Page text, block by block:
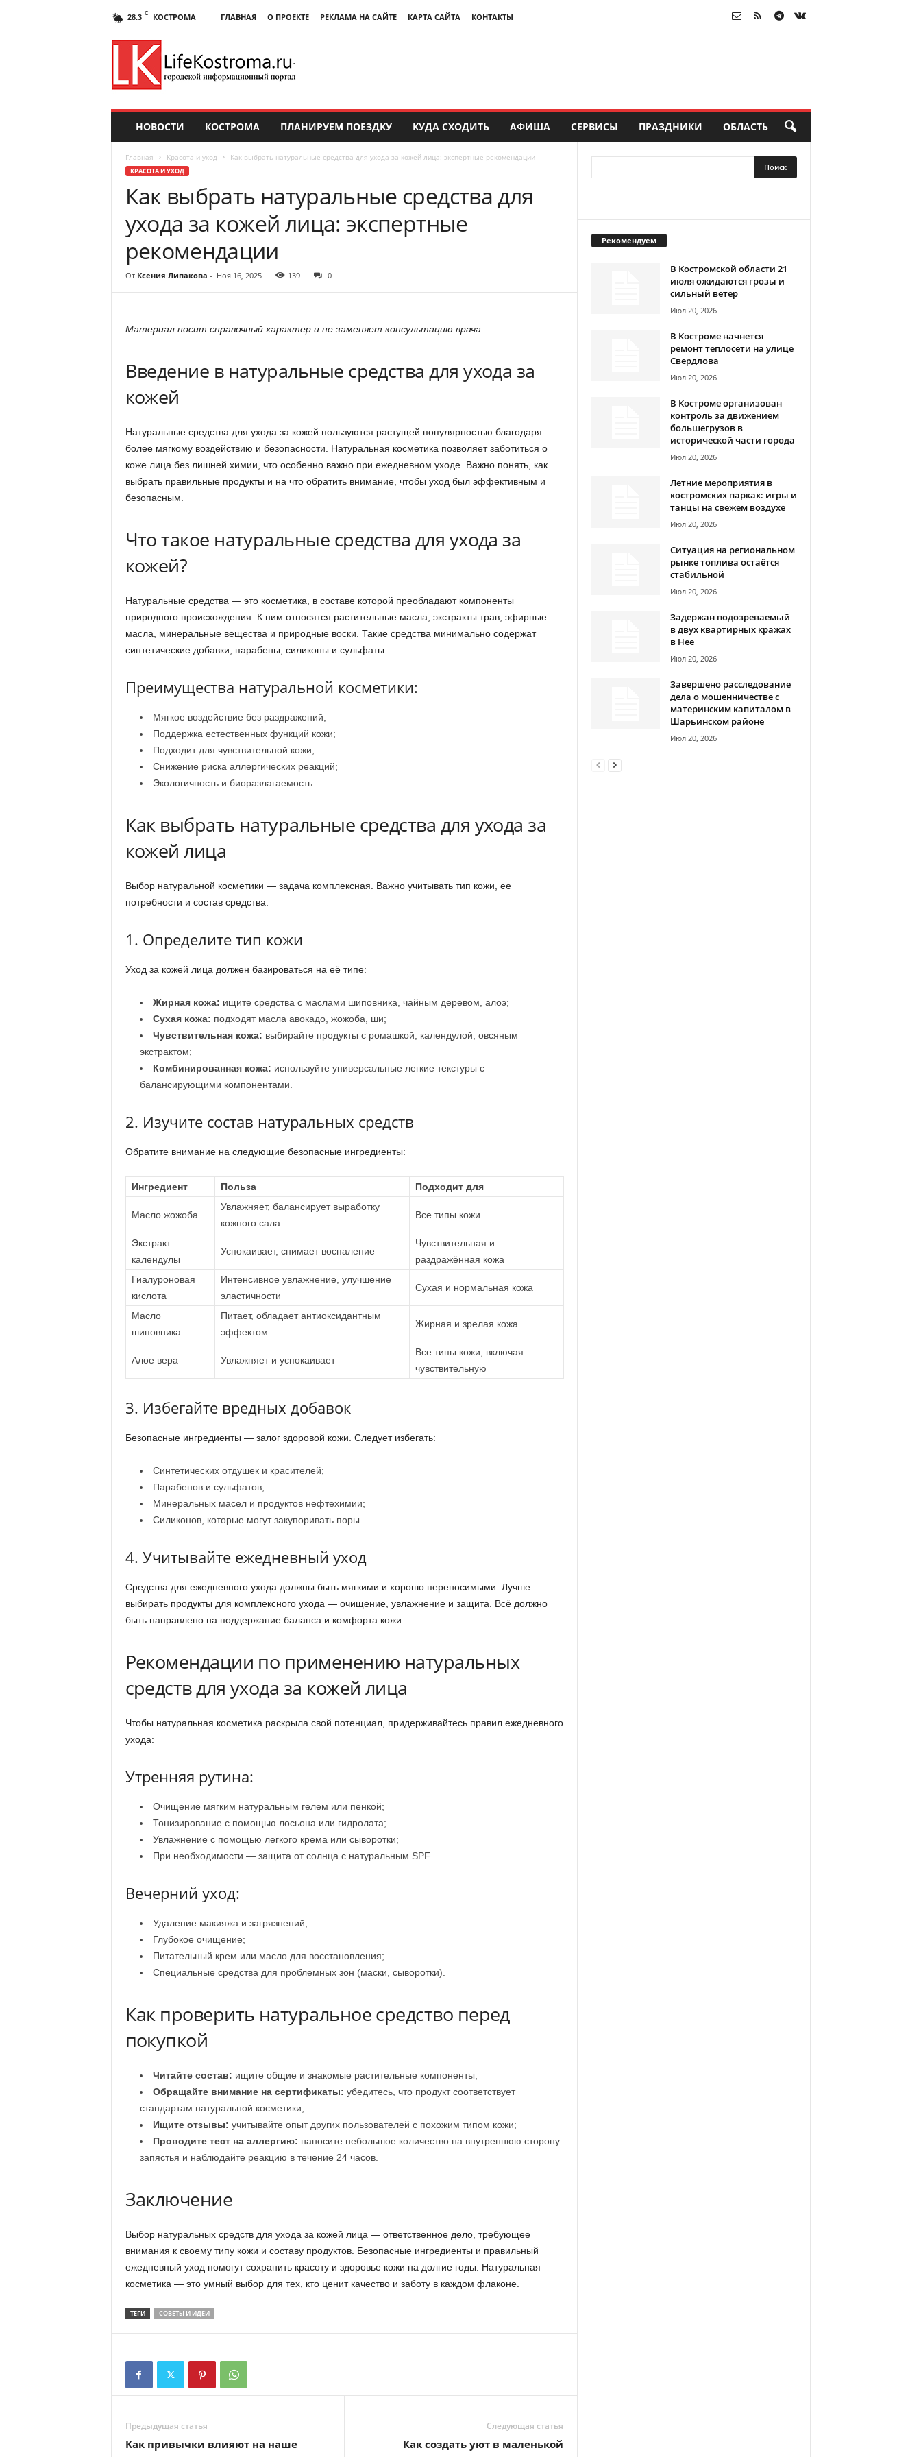
28.3 C КОСТРОМА ГЛАВНАЯ О ПРОЕКТЕ РЕКЛАМА НА САЙТЕ КАРТА САЙТА КОНТАКТЫ
НОВОСТИ КОСТРОМА ПЛАНИРУЕМ ПОЕЗДКУ КУДА СХОДИТЬ АФИША СЕРВИСЫ ПРАЗДНИКИ ОБЛАСТЬ
Главная Красота и уход Как выбрать натуральные средства для ухода за кожей лица: экспертные рекомендации
КРАСОТА И УХОД
Как выбрать натуральные средства для
ухода за кожей лица: экспертные
рекомендации
От Ксения Липакова - Ноя 16, 2025 139 0
Материал носит справочный характер и не заменяет консультацию врача.
Введение в натуральные средства для ухода за
кожей
Натуральные средства для ухода за кожей пользуются растущей популярностью благодаря
более мягкому воздействию и безопасности. Натуральная косметика позволяет заботиться о
коже лица без лишней химии, что особенно важно при ежедневном уходе. Важно понять, как
выбрать правильные продукты и на что обратить внимание, чтобы уход был эффективным и
безопасным.
Что такое натуральные средства для ухода за
кожей?
Натуральные средства — это косметика, в составе которой преобладают компоненты
природного происхождения. К ним относятся растительные масла, экстракты трав, эфирные
масла, минеральные вещества и природные воски. Такие средства минимально содержат
синтетические добавки, парабены, силиконы и сульфаты.
Преимущества натуральной косметики:
Мягкое воздействие без раздражений;
Поддержка естественных функций кожи;
Подходит для чувствительной кожи;
Снижение риска аллергических реакций;
Экологичность и биоразлагаемость.
Как выбрать натуральные средства для ухода за
кожей лица
Выбор натуральной косметики — задача комплексная. Важно учитывать тип кожи, ее
потребности и состав средства.
1. Определите тип кожи
Уход за кожей лица должен базироваться на её типе:
Жирная кожа: ищите средства с маслами шиповника, чайным деревом, алоэ;
Сухая кожа: подходят масла авокадо, жожоба, ши;
Чувствительная кожа: выбирайте продукты с ромашкой, календулой, овсяным
экстрактом;
Комбинированная кожа: используйте универсальные легкие текстуры с
балансирующими компонентами.
2. Изучите состав натуральных средств
Обратите внимание на следующие безопасные ингредиенты:
Ингредиент Польза Подходит для
Масло жожоба
Увлажняет, балансирует выработку
кожного сала
Все типы кожи
Экстракт
календулы
Успокаивает, снимает воспаление
Чувствительная и
раздражённая кожа
Гиалуроновая
кислота
Интенсивное увлажнение, улучшение
эластичности
Сухая и нормальная кожа
Масло
шиповника
Питает, обладает антиоксидантным
эффектом
Жирная и зрелая кожа
Алое вера Увлажняет и успокаивает
Все типы кожи, включая
чувствительную
3. Избегайте вредных добавок
Безопасные ингредиенты — залог здоровой кожи. Следует избегать:
Синтетических отдушек и красителей;
Парабенов и сульфатов;
Минеральных масел и продуктов нефтехимии;
Силиконов, которые могут закупоривать поры.
4. Учитывайте ежедневный уход
Средства для ежедневного ухода должны быть мягкими и хорошо переносимыми. Лучше
выбирать продукты для комплексного ухода — очищение, увлажнение и защита. Всё должно
быть направлено на поддержание баланса и комфорта кожи.
Рекомендации по применению натуральных
средств для ухода за кожей лица
Чтобы натуральная косметика раскрыла свой потенциал, придерживайтесь правил ежедневного
ухода:
Утренняя рутина:
Очищение мягким натуральным гелем или пенкой;
Тонизирование с помощью лосьона или гидролата;
Увлажнение с помощью легкого крема или сыворотки;
При необходимости — защита от солнца с натуральным SPF.
Вечерний уход:
Удаление макияжа и загрязнений;
Глубокое очищение;
Питательный крем или масло для восстановления;
Специальные средства для проблемных зон (маски, сыворотки).
Как проверить натуральное средство перед
покупкой
Читайте состав: ищите общие и знакомые растительные компоненты;
Обращайте внимание на сертификаты: убедитесь, что продукт соответствует
стандартам натуральной косметики;
Ищите отзывы: учитывайте опыт других пользователей с похожим типом кожи;
Проводите тест на аллергию: наносите небольшое количество на внутреннюю сторону
запястья и наблюдайте реакцию в течение 24 часов.
Заключение
Выбор натуральных средств для ухода за кожей лица — ответственное дело, требующее
внимания к своему типу кожи и составу продуктов. Безопасные ингредиенты и правильный
ежедневный уход помогут сохранить красоту и здоровье кожи на долгие годы. Натуральная
косметика — это умный выбор для тех, кто ценит качество и заботу в каждом флаконе.
ТЕГИ СОВЕТЫ И ИДЕИ
Предыдущая статья
Как привычки влияют на наше
Следующая статья
Как создать уют в маленькой
Рекомендуем
В Костромской области 21
июля ожидаются грозы и
сильный ветер
Июл 20, 2026
В Костроме начнется
ремонт теплосети на улице
Свердлова
Июл 20, 2026
В Костроме организован
контроль за движением
большегрузов в
исторической части города
Июл 20, 2026
Летние мероприятия в
костромских парках: игры и
танцы на свежем воздухе
Июл 20, 2026
Ситуация на региональном
рынке топлива остаётся
стабильной
Июл 20, 2026
Задержан подозреваемый
в двух квартирных кражах
в Нее
Июл 20, 2026
Завершено расследование
дела о мошенничестве с
материнским капиталом в
Шарьинском районе
Июл 20, 2026